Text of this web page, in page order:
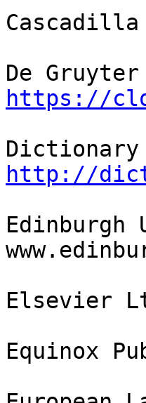
Cascadilla
https://
http://
Edinburgh
Elsevier
Equinox